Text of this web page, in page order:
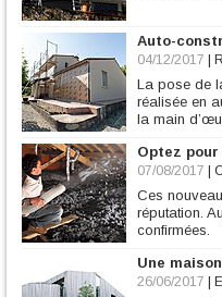
Auto-
04/12/2017
La pose de
réalisée en
la main
Optez
07/08/2017
Ces
réputation.
confirmées.
Une
26/06/2017